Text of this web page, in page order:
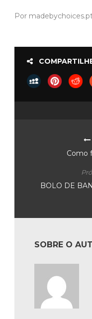
Por
Como
BOLO DE
SOBRE O